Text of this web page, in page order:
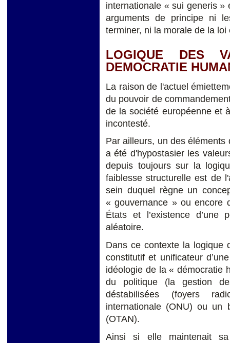
internationale « sui generis
arguments de principe ni
terminer, ni la morale de la
LOGIQUE DES
DEMOCRATIE
La raison de l'actuel
du pouvoir de
de la société européenne et
incontesté.
Par ailleurs, un des
a été d'hypostasier les
depuis toujours sur la
faiblesse structurelle est de
sein duquel règne un
« gouvernance » ou encore
États et l’existence d’une
aléatoire.
Dans ce contexte la logique
constitutif et unificateur
idéologie de la « démocratie
du politique (la gestion
déstabilisées (foyers
internationale (ONU) ou un
(OTAN).
Ainsi si elle maintenait